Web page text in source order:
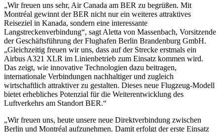
„Wir freuen uns sehr, Air Canada am BER zu begrüßen. Mit
Montréal gewinnt der BER nicht nur ein weiteres attraktives
Reiseziel in Kanada, sondern eine interessante
Langstreckenverbindung“, sagt Aletta von Massenbach, Vorsitzende
der Geschäftsführung der Flughafen Berlin Brandenburg GmbH.
„Gleichzeitig freuen wir uns, dass auf der Strecke erstmals ein
Airbus A321 XLR im Linienbetrieb zum Einsatz kommen wird.
Das zeigt, wie innovative Technologien dazu beitragen,
internationale Verbindungen nachhaltiger und zugleich
wirtschaftlich attraktiver zu gestalten. Dieses neue Flugzeug-Modell
bietet erhebliches Potenzial für die Weiterentwicklung des
Luftverkehrs am Standort BER.“
„Wir freuen uns, heute unsere neue Direktverbindung zwischen
Berlin und Montréal aufzunehmen. Damit erfolgt der erste Einsatz